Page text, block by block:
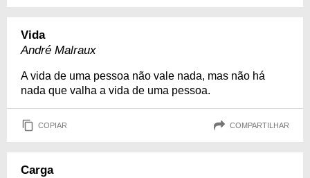
Vida
André Malraux
A vida de uma pessoa não vale nada, mas não há
nada que valha a vida de uma pessoa.
COPIAR COMPARTILHAR
Carga